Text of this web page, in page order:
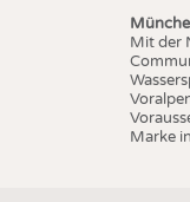
Mit der
Marke